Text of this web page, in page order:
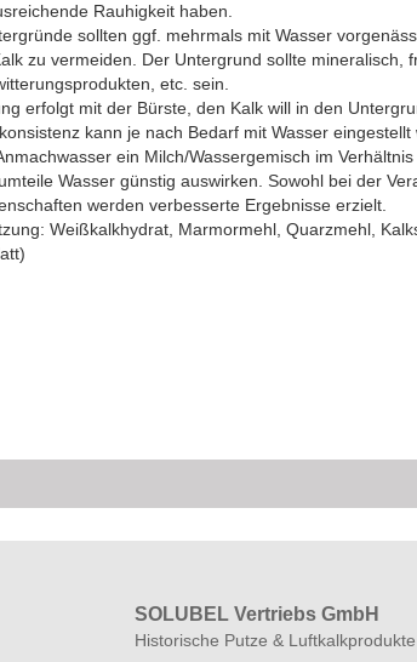
Rauhigkeit haben.
sollten ggf. mehrmals mit Wasser
zu vermeiden. Der Untergrund sollte mineralisch,
etc. sein.
erfolgt mit der Bürste, den Kalk will in den
kann je nach Bedarf mit Wasser
ein Milch/Wassergemisch im
Wasser günstig auswirken. Sowohl bei der
werden verbesserte Ergebnisse erzielt.
Weißkalkhydrat, Marmormehl, Quarzmehl,
SOLUBEL Vertriebs GmbH
Historische Putze & Luftkalkprodukte